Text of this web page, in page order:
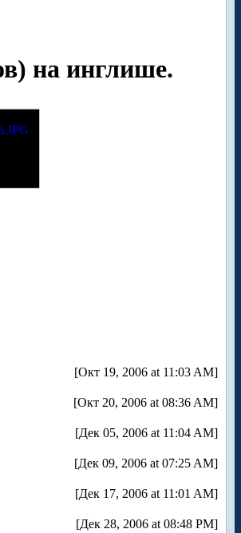
на инглише.
[Окт 19, 2006 at 11:03 AM]
[Окт 20, 2006 at 08:36 AM]
[Дек 05, 2006 at 11:04 AM]
[Дек 09, 2006 at 07:25 AM]
[Дек 17, 2006 at 11:01 AM]
[Дек 28, 2006 at 08:48 PM]